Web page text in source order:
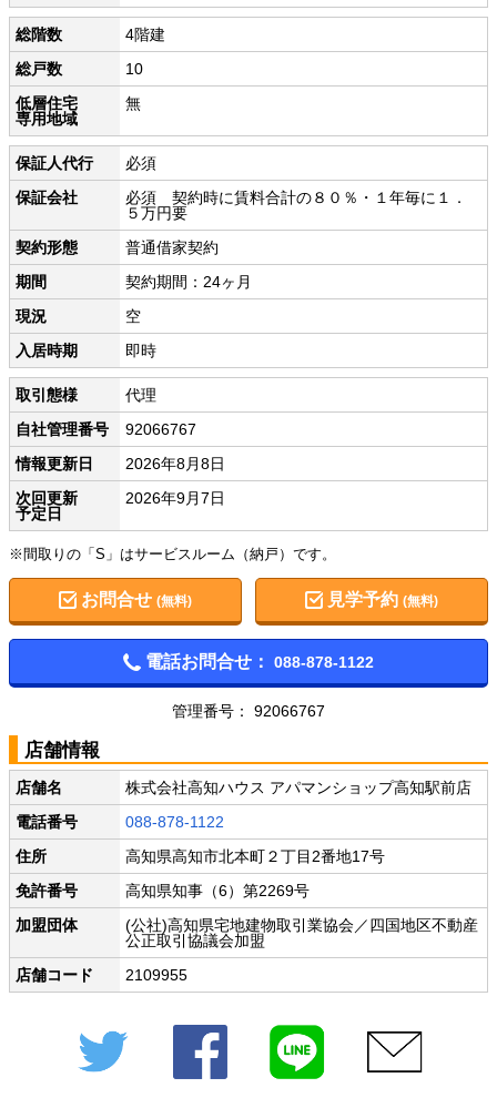
総階数
4階建
総戸数
10
低層住宅
専用地域
無
保証人代行
必須
保証会社
必須 契約時に賃料合計の８０％・１年毎に１．
５万円要
契約形態
普通借家契約
期間
契約期間：24ヶ月
現況
空
入居時期
即時
取引態様
代理
自社管理番号
92066767
情報更新日
2026年8月8日
次回更新
予定日
2026年9月7日
※間取りの「S」はサービスルーム（納戸）です。
お問合せ (無料) 見学予約(無料)
電話お問合せ： 088-878-1122
管理番号： 92066767
店舗情報
店舗名
株式会社高知ハウス アパマンショップ高知駅前店
電話番号
088-878-1122
住所
高知県高知市北本町２丁目2番地17号
免許番号
高知県知事（6）第2269号
加盟団体
(公社)高知県宅地建物取引業協会／四国地区不動産
公正取引協議会加盟
店舗コード
2109955
Twitter Facebook